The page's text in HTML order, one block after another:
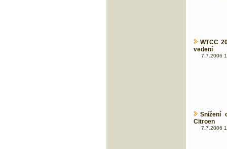
WTCC
vedení
7.7.2006
Snížení
Citroen
7.7.2006